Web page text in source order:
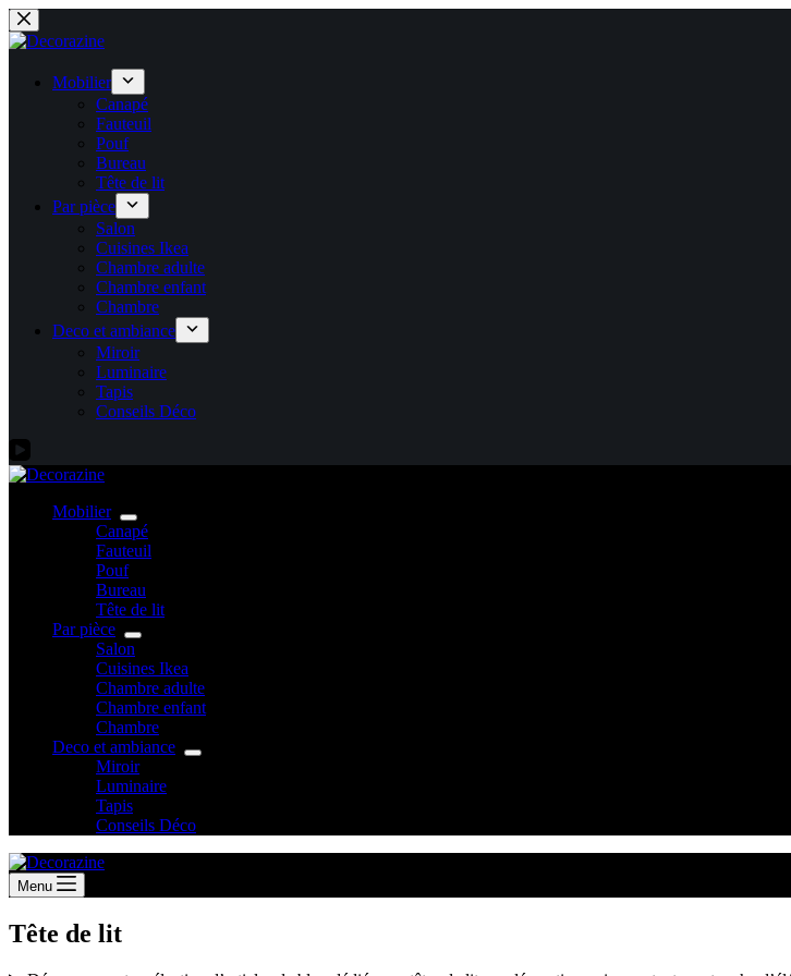
Passer
au
Mobilier
Canapé
Fauteuil
Pouf
Bureau
Tête de lit
Par pièce
Salon
Cuisines Ikea
Chambre adulte
Chambre enfant
Chambre
Deco et ambiance
Miroir
Luminaire
Tapis
Conseils Déco
Mobilier
Canapé
Fauteuil
Pouf
Bureau
Tête de lit
Par pièce
Salon
Cuisines Ikea
Chambre adulte
Chambre enfant
Chambre
Deco et ambiance
Miroir
Luminaire
Tapis
Conseils Déco
Menu
Tête de lit